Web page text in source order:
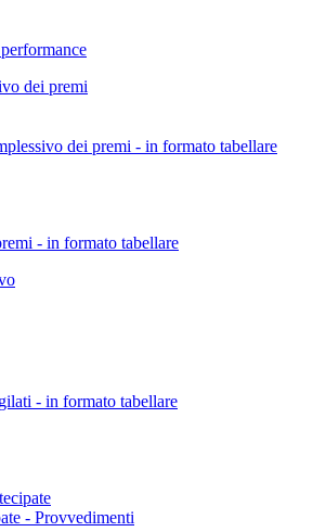
dei premi
dei premi - in formato tabellare
- in formato tabellare
- in formato tabellare
- Provvedimenti